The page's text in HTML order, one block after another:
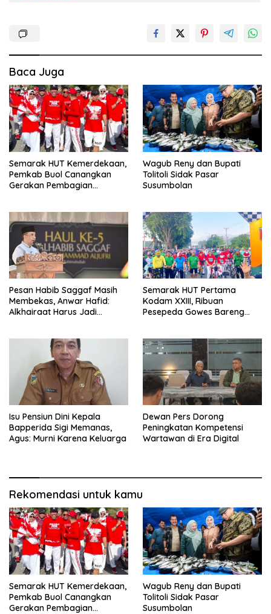
Baca Juga
Semarak HUT Kemerdekaan,
Pemkab Buol Canangkan
Gerakan Pembagian
Wagub Reny dan Bupati
Tolitoli Sidak Pasar
Susumbolan
Pesan Habib Saggaf Masih
Membekas, Anwar Hafid:
Alkhairaat Harus Jadi
Semarak HUT Pertama
Kodam XXIII, Ribuan
Pesepeda Gowes Bareng
Isu Pensiun Dini Kepala
Bapperida Sigi Memanas,
Agus: Murni Karena Keluarga
Dewan Pers Dorong
Peningkatan Kompetensi
Wartawan di Era Digital
Rekomendasi untuk kamu
Semarak HUT Kemerdekaan,
Pemkab Buol Canangkan
Gerakan Pembagian
Wagub Reny dan Bupati
Tolitoli Sidak Pasar
Susumbolan